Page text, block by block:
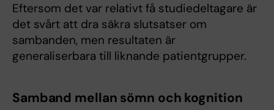
Eftersom det var relativt få studiedeltagare är
det svårt att dra säkra slutsatser om
sambanden, men resultaten är
generaliserbara till liknande patientgrupper.
Samband mellan sömn och kognition